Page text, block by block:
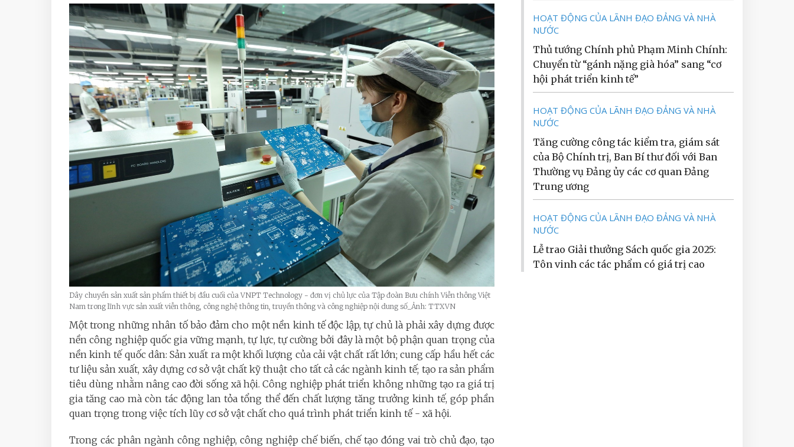
Dây chuyền sản xuất sản phẩm thiết bị đầu cuối của VNPT Technology - đơn vị chủ lực của Tập đoàn Bưu chính Viễn thông Việt
Nam trong lĩnh vực sản xuất viễn thông, công nghệ thông tin, truyền thông và công nghiệp nội dung số_Ảnh: TTXVN
Một trong những nhân tố bảo đảm cho một nền kinh tế độc lập, tự chủ là phải xây dựng được
nền công nghiệp quốc gia vững mạnh, tự lực, tự cường bởi đây là một bộ phận quan trọng của
nền kinh tế quốc dân: Sản xuất ra một khối lượng của cải vật chất rất lớn; cung cấp hầu hết các
tư liệu sản xuất, xây dựng cơ sở vật chất kỹ thuật cho tất cả các ngành kinh tế; tạo ra sản phẩm
tiêu dùng nhằm nâng cao đời sống xã hội. Công nghiệp phát triển không những tạo ra giá trị
gia tăng cao mà còn tác động lan tỏa tổng thể đến chất lượng tăng trưởng kinh tế, góp phần
quan trọng trong việc tích lũy cơ sở vật chất cho quá trình phát triển kinh tế - xã hội.
Trong các phân ngành công nghiệp, công nghiệp chế biến, chế tạo đóng vai trò chủ đạo, tạo
HOẠT ĐỘNG CỦA LÃNH ĐẠO ĐẢNG VÀ NHÀ
NƯỚC
Thủ tướng Chính phủ Phạm Minh Chính:
Chuyển từ “gánh nặng già hóa” sang “cơ
hội phát triển kinh tế”
HOẠT ĐỘNG CỦA LÃNH ĐẠO ĐẢNG VÀ NHÀ
NƯỚC
Tăng cường công tác kiểm tra, giám sát
của Bộ Chính trị, Ban Bí thư đối với Ban
Thường vụ Đảng ủy các cơ quan Đảng
Trung ương
HOẠT ĐỘNG CỦA LÃNH ĐẠO ĐẢNG VÀ NHÀ
NƯỚC
Lễ trao Giải thưởng Sách quốc gia 2025:
Tôn vinh các tác phẩm có giá trị cao